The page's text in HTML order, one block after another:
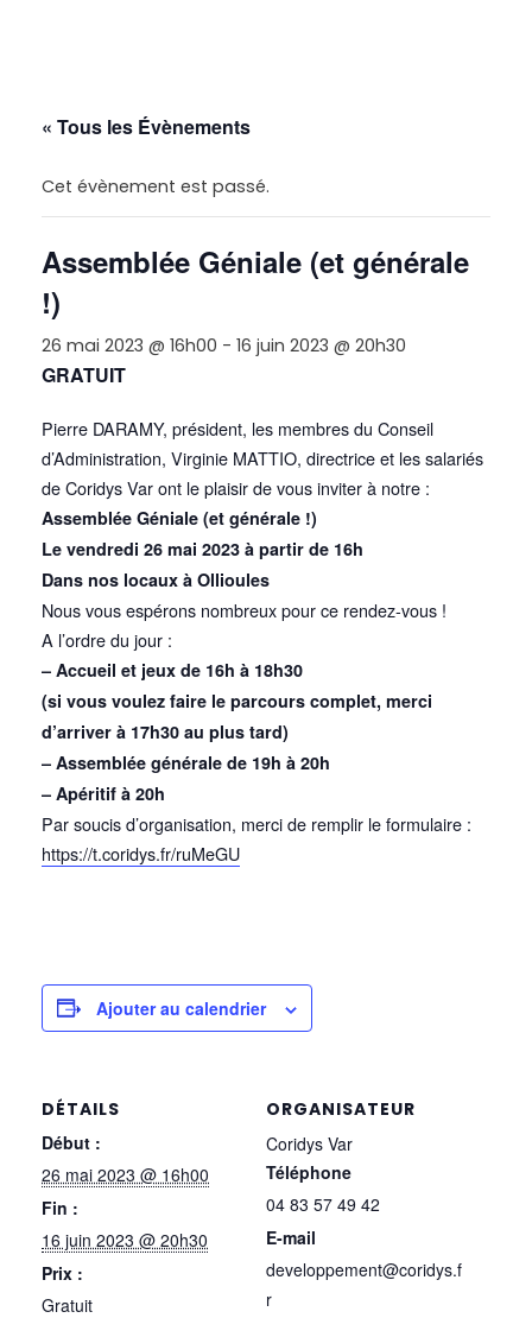
« Tous les Évènements
Cet évènement est passé.
Assemblée Géniale (et générale
!)
26 mai 2023 @ 16h00 - 16 juin 2023 @ 20h30
GRATUIT
Pierre DARAMY, président, les membres du Conseil
d’Administration, Virginie MATTIO, directrice et les salariés
de Coridys Var ont le plaisir de vous inviter à notre :
Assemblée Géniale (et générale !)
Le vendredi 26 mai 2023 à partir de 16h
Dans nos locaux à Ollioules
Nous vous espérons nombreux pour ce rendez-vous !
A l’ordre du jour :
– Accueil et jeux de 16h à 18h30
(si vous voulez faire le parcours complet, merci
d’arriver à 17h30 au plus tard)
– Assemblée générale de 19h à 20h
– Apéritif à 20h
Par soucis d’organisation, merci de remplir le formulaire :
https://t.coridys.fr/ruMeGU
Ajouter au calendrier
DÉTAILS
Début :
26 mai 2023 @ 16h00
Fin :
16 juin 2023 @ 20h30
Prix :
Gratuit
ORGANISATEUR
Coridys Var
Téléphone
04 83 57 49 42
E-mail
developpement@coridys.f
r